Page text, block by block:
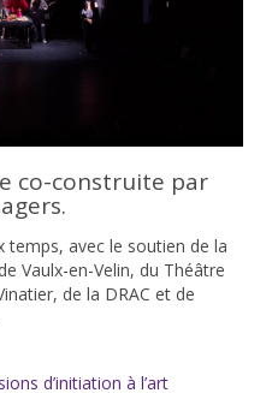
co-construite par
temps, avec le soutien de la
Vaulx-en-Velin, du Théâtre
de la DRAC et de
d’initiation à l’art